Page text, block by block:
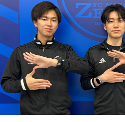
お知らせトップ
TOPチーム
試合情報
チケット
イベント
ファンクラブ
試合情報
試合情報トップ
試合データ
試合日程・結果
順位表・ゴールランキング
観戦する
観戦するトップ
チケットを買う
クラブを知る
クラブを知るトップ